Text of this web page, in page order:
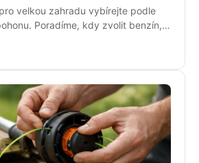
velkou zahradu vybírejte podle
Poradíme, kdy zvolit benzín,